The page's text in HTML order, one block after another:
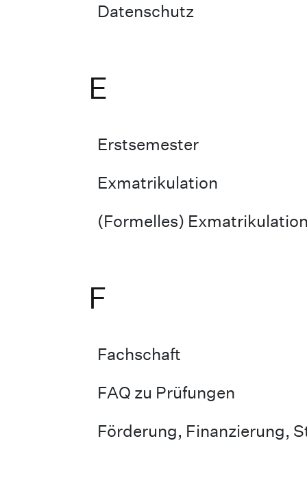
Datenschutz
E
Erstsemester
Exmatrikulation
(Formelles) Exmatrikulation
F
Fachschaft
FAQ zu Prüfungen
Förderung, Finanzierung,